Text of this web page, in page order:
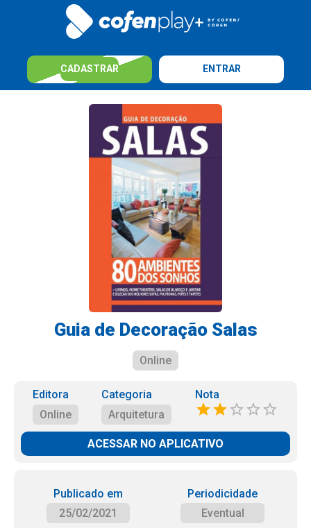
CADASTRAR ENTRAR
Guia de Decoração Salas
Online
Editora
Online
Categoria
Arquitetura
Nota
ACESSAR NO APLICATIVO
Publicado em
25/02/2021
Periodicidade
Eventual